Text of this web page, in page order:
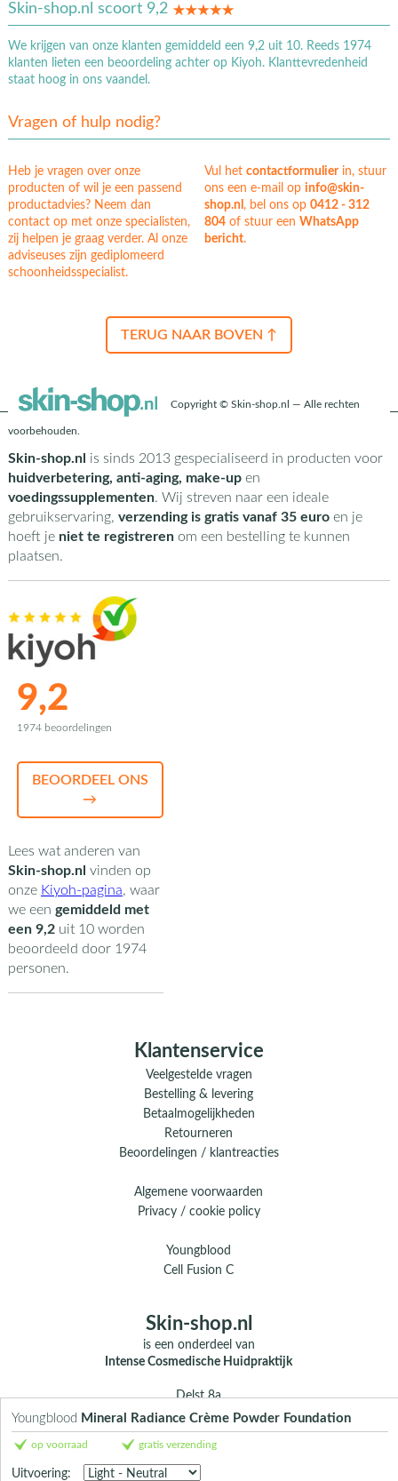
Youngblood Mineral Radiance Crème Powder Foundation
op voorraad gratis verzending
Uitvoering:
Skin-shop.nl scoort 9,2
We krijgen van onze klanten gemiddeld een 9,2 uit 10. Reeds 1974
klanten lieten een beoordeling achter op Kiyoh. Klanttevredenheid
staat hoog in ons vaandel.
Vragen of hulp nodig?
Heb je vragen over onze
producten of wil je een passend
productadvies? Neem dan
contact op met onze specialisten,
zij helpen je graag verder. Al onze
adviseuses zijn gediplomeerd
schoonheidsspecialist.
Vul hetcontactformulierin, stuur
ons een e-mail opinfo@skin-
shop.nl , bel ons op0412 - 312
804 of stuur eenWhatsApp
bericht.
TERUG NAAR BOVEN ↑
Copyright © Skin-shop.nl — Alle rechten
voorbehouden.
Skin-shop.nl is sinds 2013 gespecialiseerd in producten voor
huidverbetering, anti-aging, make-upen
voedingssupplementen. Wij streven naar een ideale
gebruikservaring, verzending is gratis vanaf 35 euroen je
hoeft je niet te registrerenom een bestelling te kunnen
plaatsen.
9,2
1974 beoordelingen
BEOORDEEL ONS
→
Lees wat anderen van
Skin-shop.nl vinden op
onze Kiyoh-pagina, waar
we een gemiddeld met
een 9,2uit 10worden
beoordeeld door 1974
personen.
Klantenservice
Veelgestelde vragen
Bestelling & levering
Betaalmogelijkheden
Retourneren
Beoordelingen / klantreacties
Algemene voorwaarden
Privacy / cookie policy
Youngblood
Cell Fusion C
Skin-shop.nl
is een onderdeel van
Intense Cosmedische Huidpraktijk
Delst 8a
5388 EG Nistelrode
E.info@skin-shop.nl
T.0412 - 312 804